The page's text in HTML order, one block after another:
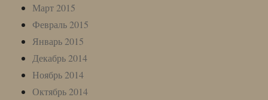
Март 2015
Февраль 2015
Январь 2015
Декабрь 2014
Ноябрь 2014
Октябрь 2014